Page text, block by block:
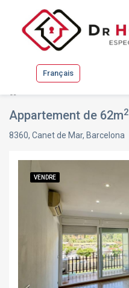
Français
Appartement de 62m2
8360, Canet de Mar, Barcelona
VENDRE